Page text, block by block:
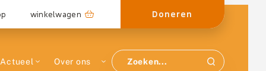
winkelwagen Doneren
Actueel Over ons